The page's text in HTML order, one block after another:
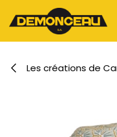
Se rendre au contenu
Les créations de